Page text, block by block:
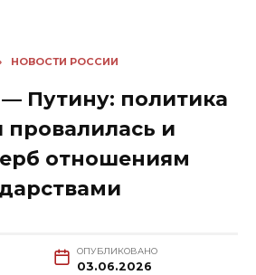
НОВОСТИ РОССИИ
Путину: политика
провалилась и
отношениям
ОПУБЛИКОВАНО
03.06.2026